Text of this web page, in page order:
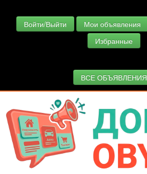
Войти/Выйти Мои объявления
Избранные
ВСЕ ОБЪЯВЛЕНИЯ